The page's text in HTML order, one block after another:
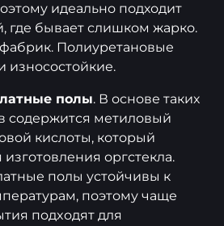
идеально подходит
где бывает слишком жарко.
Полиуретановые
износостойкие.
полы. В основе таких
содержится метиловый
кислоты, который
оргстекла.
полы устойчивы к
поэтому чаще
пoдxoдят для